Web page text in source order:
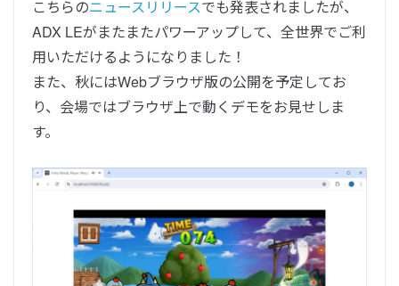
こちらのニュースリリースでも発表されましたが、
ADX LEがまたまたパワーアップして、全世界でご利
用いただけるようになりました！
また、秋にはWebブラウザ版の公開を予定してお
り、会場ではブラウザ上で動くデモをお見せしま
す。